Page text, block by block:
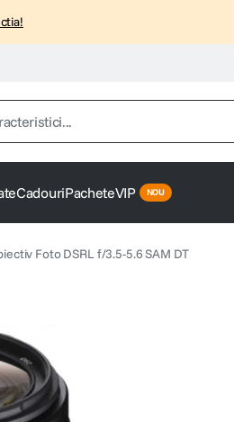
CadouriPacheteVIP
Foto DSRL f/3.5-5.6 SAM DT